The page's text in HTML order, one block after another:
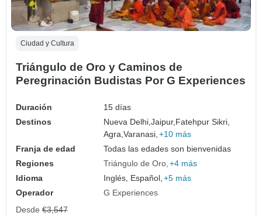
Ciudad y Cultura
Triángulo de Oro y Caminos de
Peregrinación Budistas Por G Experiences
Duración
15 días
Destinos
Nueva Delhi,Jaipur,Fatehpur Sikri,
Agra,Varanasi, +10 más
Franja de edad
Todas las edades son bienvenidas
Regiones
Triángulo de Oro +4 más
Idioma
Inglés, Español, +5 más
Operador
G Experiences
Desde €3,547